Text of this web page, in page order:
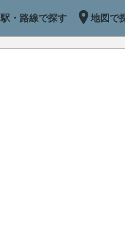
駅・路線で探す 地図で